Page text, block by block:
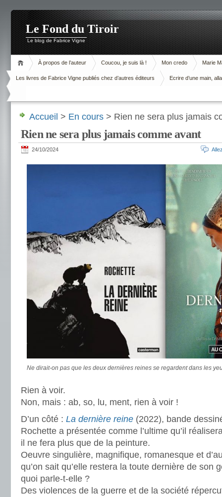
Le Fond du Tiroir
Le blog de Fabrice Vigne
À propos de l’auteur Coucou, je suis là ! Mon credo Marie
Les livres de Fabrice Vigne publiés chez d’autres éditeurs Ecrire d’une main,
Accueil > En cours > Rien ne sera plus jamais
Rien ne sera plus jamais comme avant
24/10/2024
Ne dirait-on pas que les deux dernières reines se regardent dans les
Rien à voir.
Non, mais : ab, so, lu, ment, rien à voir !
D’un côté : La dernière reine (2022), bande
Rochette a présentée comme l’ultime qu’il
il ne fera plus que de la peinture.
Oeuvre singulière, magnifique, romanesque et
qu’on sait qu’elle restera la toute dernière de son
quoi parle-t-elle ?
Des violences de la guerre et de la société